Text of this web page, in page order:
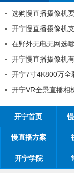
什么？
视频直播平台？
播摄像机？
势？
球机怎么样？
？
开宁首页
慢直播方案
开宁学院